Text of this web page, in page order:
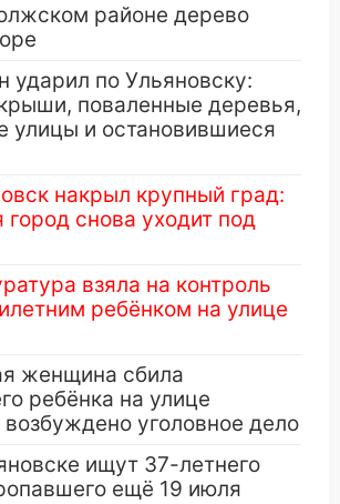
районе дерево
ударил по Ульяновску:
поваленные деревья,
улицы и остановившиеся
накрыл крупный град:
город снова уходит под
взяла на контроль
ребёнком на улице
женщина сбила
ребёнка на улице
уголовное дело
ищут 37-летнего
ещё 19 июля